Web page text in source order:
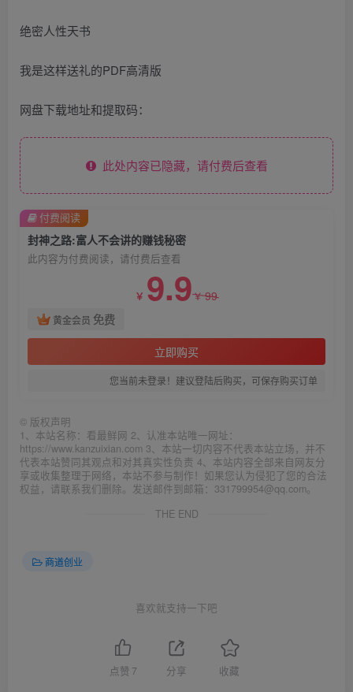
绝密人性天书
我是这样送礼的PDF高清版
网盘下载地址和提取码：
此处内容已隐藏，请付费后查看
封神之路:富人不会讲的赚钱秘密
此内容为付费阅读，请付费后查看
￥ 9.9￥99
黄金会员 免费
立即购买
您当前未登录！建议登陆后购买，可保存购买订单
付费阅读
© 版权声明
1、本站名称：看最鲜网 2、认准本站唯一网址：
https://www.kanzuixian.com 3、本站一切内容不代表本站立场，并不
代表本站赞同其观点和对其真实性负责 4、本站内容全部来自网友分
享或收集整理于网络，本站不参与制作！如果您认为侵犯了您的合法
权益，请联系我们删除。发送邮件到邮箱：331799954@qq.com。
THE END
商道创业
喜欢就支持一下吧
点赞 7 分享 收藏